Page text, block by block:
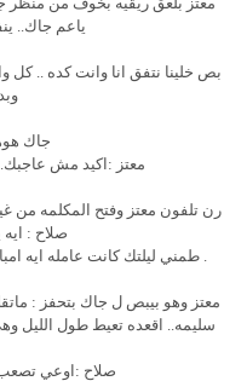
ياعم جاك..
بص خلينا نتفق انا وانت كده .. كل
جاك
معتز :اكيد مش
رن تلفون معتز وفتح المكلمه من
صلاح : ايه
. طمني ليلتك كانت عامله ايه
معتز وهو بيبص ل جاك بتحفز :
سليمه.. اقعده تعيط طول الليل
صلاح :اوعي تصعب